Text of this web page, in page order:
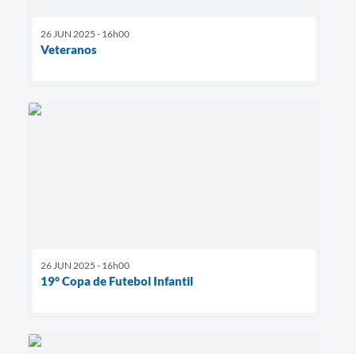
26 JUN 2025 - 16h00
Veteranos
26 JUN 2025 - 16h00
19° Copa de Futebol Infantil